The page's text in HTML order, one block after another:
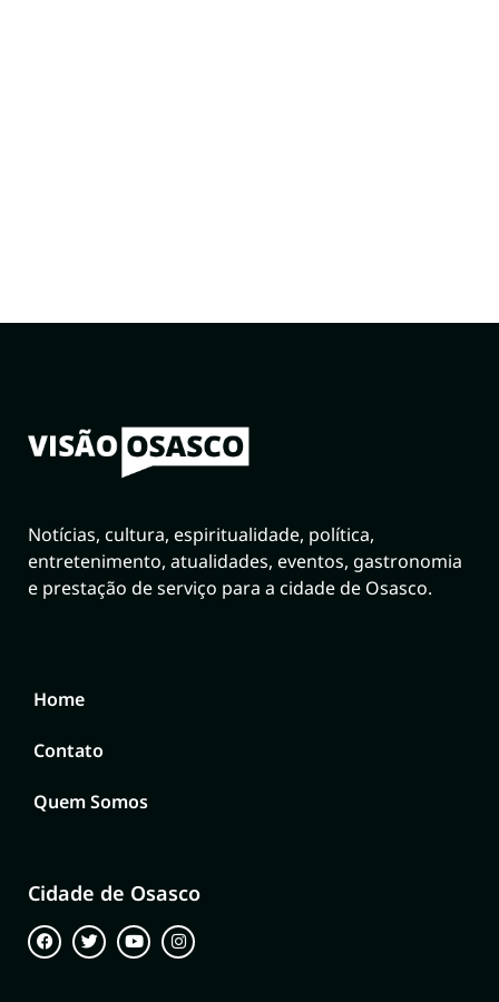
Notícias, cultura, espiritualidade, política,
entretenimento, atualidades, eventos, gastronomia
e prestação de serviço para a cidade de Osasco.
Home
Contato
Quem Somos
Cidade de Osasco